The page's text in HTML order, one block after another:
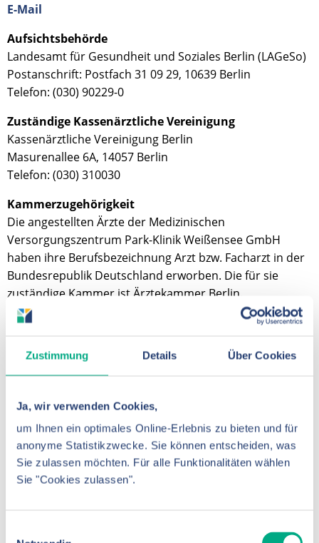
Zustimmung Details Über Cookies
Ja, wir verwenden Cookies,
um Ihnen ein optimales Online-Erlebnis zu bieten und für
anonyme Statistikzwecke. Sie können entscheiden, was
Sie zulassen möchten. Für alle Funktionalitäten wählen
Sie "Cookies zulassen".
E-Mail
Aufsichtsbehörde
Landesamt für Gesundheit und Soziales Berlin (LAGeSo)
Postanschrift: Postfach 31 09 29, 10639 Berlin
Telefon: (030) 90229-0
Zuständige Kassenärztliche Vereinigung
Kassenärztliche Vereinigung Berlin
Masurenallee 6A, 14057 Berlin
Telefon: (030) 310030
Kammerzugehörigkeit
Die angestellten Ärzte der Medizinischen
Versorgungszentrum Park-Klinik Weißensee GmbH
haben ihre Berufsbezeichnung Arzt bzw. Facharzt in der
Bundesrepublik Deutschland erworben. Die für sie
zuständige Kammer ist Ärztekammer Berlin.
Ärztekammer Berlin
Telefon:(030) 40806-0
Es gilt die Berufsordnung der Ärztekammer Berlin,
welche unter https://www.aerztekammer-berlin.de (dort:
Ärzte, Recht, Rechtsgrundlagen) abrufbar ist.
Heilberufekammergesetz
Das geltende Heilberufekammergesetz ist in der jeweils